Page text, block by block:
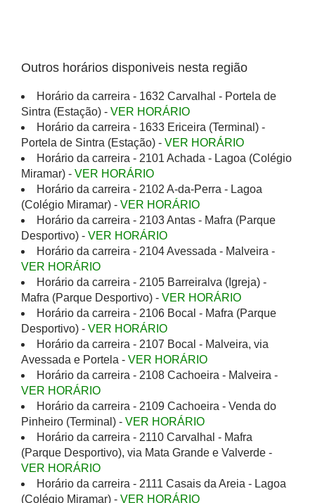
Outros horários disponiveis nesta região
Horário da carreira - 1632 Carvalhal - Portela de
Sintra (Estação) - VER HORÁRIO
Horário da carreira - 1633 Ericeira (Terminal) -
Portela de Sintra (Estação) - VER HORÁRIO
Horário da carreira - 2101 Achada - Lagoa (Colégio
Miramar) - VER HORÁRIO
Horário da carreira - 2102 A-da-Perra - Lagoa
(Colégio Miramar) - VER HORÁRIO
Horário da carreira - 2103 Antas - Mafra (Parque
Desportivo) - VER HORÁRIO
Horário da carreira - 2104 Avessada - Malveira -
VER HORÁRIO
Horário da carreira - 2105 Barreiralva (Igreja) -
Mafra (Parque Desportivo) - VER HORÁRIO
Horário da carreira - 2106 Bocal - Mafra (Parque
Desportivo) - VER HORÁRIO
Horário da carreira - 2107 Bocal - Malveira, via
Avessada e Portela - VER HORÁRIO
Horário da carreira - 2108 Cachoeira - Malveira -
VER HORÁRIO
Horário da carreira - 2109 Cachoeira - Venda do
Pinheiro (Terminal) - VER HORÁRIO
Horário da carreira - 2110 Carvalhal - Mafra
(Parque Desportivo), via Mata Grande e Valverde -
VER HORÁRIO
Horário da carreira - 2111 Casais da Areia - Lagoa
(Colégio Miramar) - VER HORÁRIO